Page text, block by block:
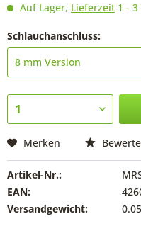
Auf Lager, Lieferzeit 1 -
Schlauchanschluss:
Merken
Artikel-Nr.:
EAN:
Versandgewicht: